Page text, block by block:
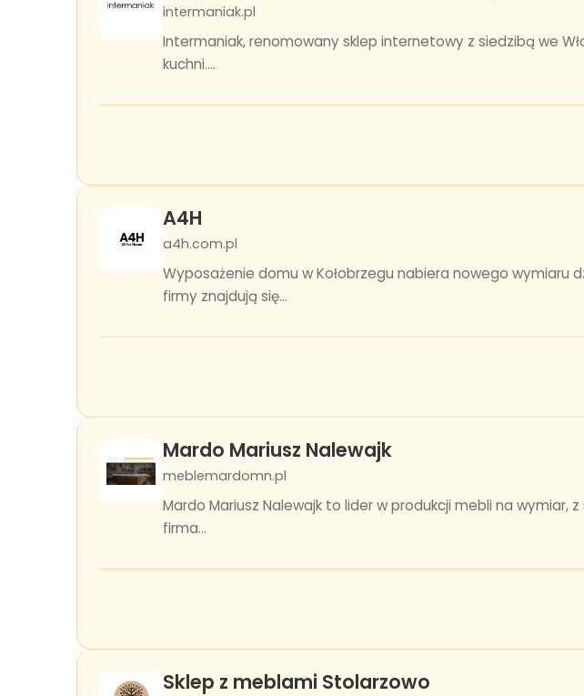
intermaniak.pl
Intermaniak, renomowany sklep internetowy z siedzibą we
kuchni....
A4H
a4h.com.pl
Wyposażenie domu w Kołobrzegu nabiera nowego wymiaru
firmy znajdują się...
Mardo Mariusz Nalewajk
meblemardomn.pl
Mardo Mariusz Nalewajk to lider w produkcji mebli na
firma...
Sklep z meblami Stolarzowo